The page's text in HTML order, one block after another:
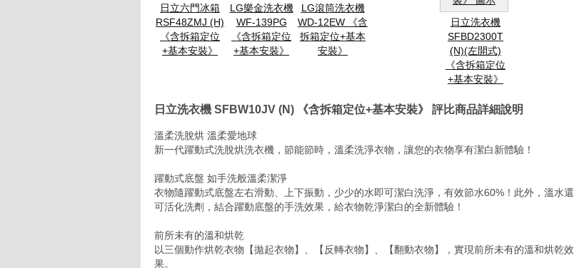
日立六門冰箱
RSF48ZMJ (H)
《含拆箱定位
+基本安裝》
LG樂金洗衣機
WF-139PG
《含拆箱定位
+基本安裝》
LG滾筒洗衣機
WD-12EW 《含
拆箱定位+基本
安裝》
日立洗衣機
SFBD2300T
(N)(左開式)
《含拆箱定位
+基本安裝》
日立洗衣機 SFBW10JV (N) 《含拆箱定位+基本安裝》 評比商品詳細說明
溫柔洗脫烘 溫柔愛地球
新一代躍動式洗脫烘洗衣機，節能節時，溫柔洗淨衣物，讓您的衣物享有潔白新體驗！
躍動式底盤 如手洗般溫柔潔淨
衣物隨躍動式底盤左右滑動、上下振動，少少的水即可潔白洗淨，有效節水60%！此外，溫水還
可活化洗劑，結合躍動底盤的手洗效果，給衣物乾淨潔白的全新體驗！
前所未有的溫和烘乾
以三個動作烘乾衣物【拋起衣物】、【反轉衣物】、【翻動衣物】，實現前所未有的溫和烘乾效
果。